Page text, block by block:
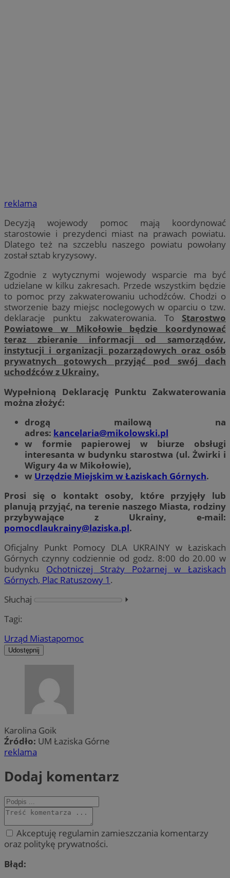
reklama
Decyzją wojewody pomoc mają koordynować
starostowie i prezydenci miast na prawach powiatu.
Dlatego też na szczeblu naszego powiatu powołany
został sztab kryzysowy.
Zgodnie z wytycznymi wojewody wsparcie ma być
udzielane w kilku zakresach. Przede wszystkim będzie
to pomoc przy zakwaterowaniu uchodźców. Chodzi o
stworzenie bazy miejsc noclegowych w oparciu o tzw.
deklaracje punktu zakwaterowania. To Starostwo
Powiatowe w Mikołowie będzie koordynować
teraz zbieranie informacji od samorządów,
instytucji i organizacji pozarządowych oraz osób
prywatnych gotowych przyjąć pod swój dach
uchodźców z Ukrainy.
Wypełnioną Deklarację Punktu Zakwaterowania
można złożyć:
drogą mailową na
adres: kancelaria@mikolowski.pl
w formie papierowej w biurze obsługi
interesanta w budynku starostwa (ul. Żwirki i
Wigury 4a w Mikołowie),
w Urzędzie Miejskim w Łaziskach Górnych.
Prosi się o kontakt osoby, które przyjęły lub
planują przyjąć, na terenie naszego Miasta, rodziny
przybywające z Ukrainy, e-mail:
pomocdlaukrainy@laziska.pl.
Oficjalny Punkt Pomocy DLA UKRAINY w Łaziskach
Górnych czynny codziennie od godz. 8:00 do 20.00 w
budynku Ochotniczej Straży Pożarnej w Łaziskach
Górnych, Plac Ratuszowy 1 .
Słuchaj
⏵︎
Tagi:
Urząd Miastapomoc
Udostępnij
Karolina Goik
Źródło: UM Łaziska Górne
reklama
Dodaj komentarz
Akceptuję regulamin zamieszczania komentarzy
oraz politykę prywatności.
Błąd: